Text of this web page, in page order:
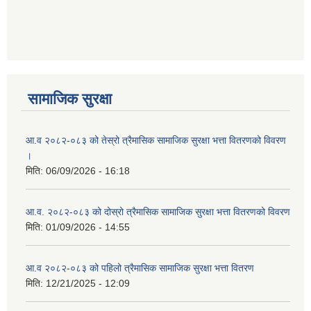
सामाजिक सुरक्षा
आ.व २०८२-०८३ को तेस्रो त्रैमासिक सामाजिक सुरक्षा भत्ता वितरणको विवरण
।
मिति: 06/09/2026 - 16:18
आ.व. २०८२-०८३ को दोस्रो त्रैमासिक सामाजिक सुरक्षा भत्ता वितरणको विवरण
मिति: 01/09/2026 - 14:55
आ.व २०८२-०८३ को पहिलो त्रैमासिक सामाजिक सुरक्षा भत्ता वितरण
मिति: 12/21/2025 - 12:09